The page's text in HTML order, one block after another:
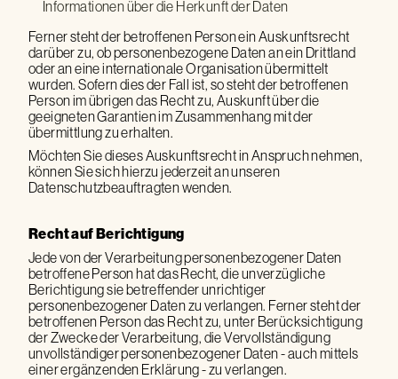
Informationen über die Herkunft der Daten
Ferner steht der betroffenen Person ein Auskunftsrecht
darüber zu, ob personenbezogene Daten an ein Drittland
oder an eine internationale Organisation übermittelt
wurden. Sofern dies der Fall ist, so steht der betroffenen
Person im übrigen das Recht zu, Auskunft über die
geeigneten Garantien im Zusammenhang mit der
übermittlung zu erhalten.
Möchten Sie dieses Auskunftsrecht in Anspruch nehmen,
können Sie sich hierzu jederzeit an unseren
Datenschutzbeauftragten wenden.
Recht auf Berichtigung
Jede von der Verarbeitung personenbezogener Daten
betroffene Person hat das Recht, die unverzügliche
Berichtigung sie betreffender unrichtiger
personenbezogener Daten zu verlangen. Ferner steht der
betroffenen Person das Recht zu, unter Berücksichtigung
der Zwecke der Verarbeitung, die Vervollständigung
unvollständiger personenbezogener Daten - auch mittels
einer ergänzenden Erklärung - zu verlangen.